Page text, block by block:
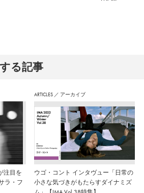
る記事
注目を
ラ・フ
ARTICLES ／ アーカイブ
ウゴ・コント インタヴュー「日常の
小さな気づきがもたらすダイナミズ